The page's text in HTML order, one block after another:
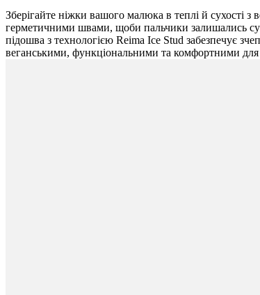
Зберігайте ніжки вашого малюка в теплі й
герметичними швами, щоби пальчики залишались
підошва з технологією Reima Ice Stud забезпечує
веганськими, функціональними та комфортними для